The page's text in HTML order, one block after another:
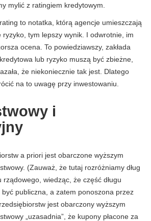
mylić z ratingiem kredytowym.
to notatka, którą agencje umieszczają
ryzyko, tym lepszy wynik. I odwrotnie, im
ocena. To powiedziawszy, zakłada
lub ryzyko muszą być zbieżne,
że ​​niekoniecznie tak jest. Dlatego
na to uwagę przy inwestowaniu.
i
a priori jest obarczone wyższym
(Zauważ, że tutaj rozróżniamy dług
rządowego, wiedząc, że część długu
publiczna, a zatem ponoszona przez
jest obarczony wyższym
„uzasadnia”, że kupony płacone za